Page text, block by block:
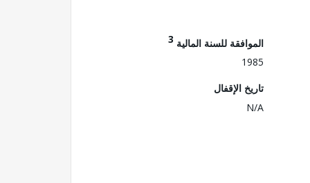
الموافقة للسنة المالية 3
1985
تاريخ الإقفال
N/A